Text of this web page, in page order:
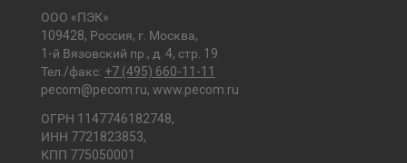
ООО «ПЭК»
109428, Россия, г. Москва,
1-й Вязовский пр., д. 4, стр. 19
Тел./факс: +7 (495) 660-11-11
pecom@pecom.ru, www.pecom.ru
ОГРН 1147746182748,
ИНН 7721823853,
КПП 775050001